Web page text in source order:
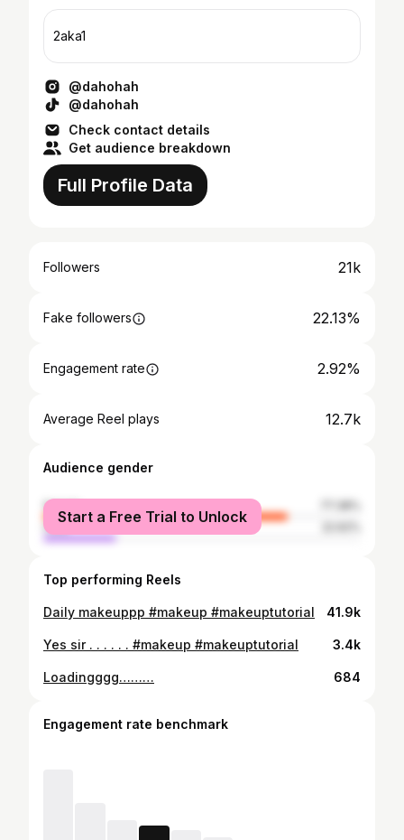
2aka1
@dahohah
@dahohah
Check contact details
Get audience breakdown
Full Profile Data
Followers 21k
Fake followers 22.13%
Engagement rate 2.92%
Average Reel plays 12.7k
Audience gender
female
male
Start a Free Trial to Unlock
Top performing Reels
Daily makeuppp #makeup #makeuptutorial 41.9k
Yes sir . . . . . . #makeup #makeuptutorial 3.4k
Loadingggg……… 684
Engagement rate benchmark